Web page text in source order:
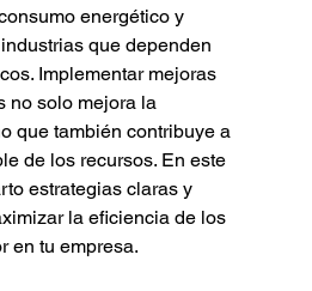
energético y
que dependen
Implementar mejoras
no solo mejora la
que también contribuye a
de los recursos. En este
estrategias claras y
la eficiencia de los
en tu empresa.